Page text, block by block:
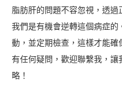
脂肪肝的問題不容忽視，透過
我們是有機會逆轉這個病症
動，並定期檢查，這樣才能
有任何疑問，歡迎聯繫我，
略！